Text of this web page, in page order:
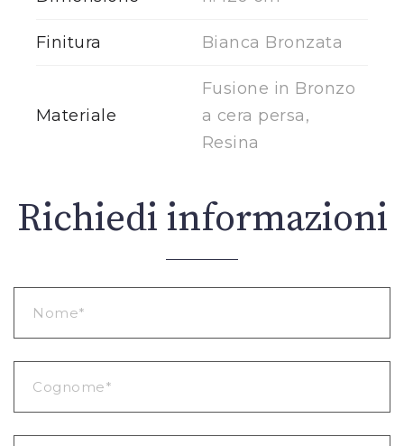
Finitura Bianca Bronzata
Materiale
Fusione in Bronzo
a cera persa,
Resina
Richiedi informazioni